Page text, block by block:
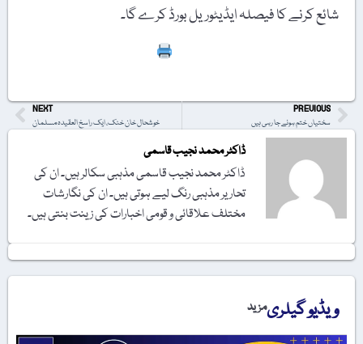
شائع کرنے کا فیصلہ ایڈیٹوریل بورڈ کرے گا۔
PREVIOUS
سختیاں ختم ہونے جا رہی ہیں
NEXT
خوشحال خان خٹک، ایک راسخ العقیدہ مسلمان
ڈاکٹر محمد نجیب قاسمی
ڈاکٹر محمد نجیب قاسمی مذہبی سکالر ہیں۔ ان کی
تحاریر مذہبی رنگ لیے ہوتی ہیں۔ ان کی نگارشات
مختلف علاقائی و قومی اخبارات کی زینت بنتی ہیں۔
ویڈیو گیلریمزید